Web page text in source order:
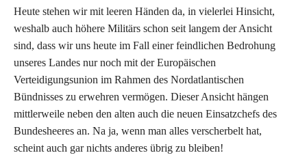
Heute stehen wir mit leeren Händen da, in vielerlei Hinsicht,
weshalb auch höhere Militärs schon seit langem der Ansicht
sind, dass wir uns heute im Fall einer feindlichen Bedrohung
unseres Landes nur noch mit der Europäischen
Verteidigungsunion im Rahmen des Nordatlantischen
Bündnisses zu erwehren vermögen. Dieser Ansicht hängen
mittlerweile neben den alten auch die neuen Einsatzchefs des
Bundesheeres an. Na ja, wenn man alles verscherbelt hat,
scheint auch gar nichts anderes übrig zu bleiben!